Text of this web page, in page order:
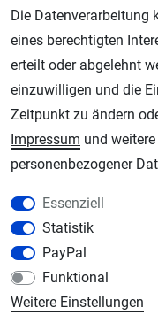
AGB
Unsere weiteren
Schmincke-City.de
Plotter-City.com
Schneideplotter,
Modellbau-City.com
Military + Tabletop
Spiel.
Die Datenverarbeitung
eines berechtigten
erteilt oder abgelehnt
einzuwilligen und die
Zeitpunkt zu ändern
Impressum und
personenbezogener
Essenziell
Statistik
PayPal
Funktional
Weitere Einstellungen